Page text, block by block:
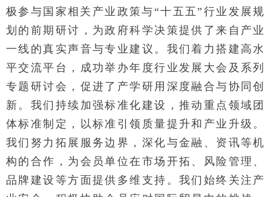
极参与国家相关产业政策与“十五五”行业发展规
划的前期研讨，为政府科学决策提供了来自产业
一线的真实声音与专业建议。我们着力搭建高水
平交流平台，成功举办年度行业发展大会及系列
专题研讨会，促进了产学研用深度融合与协同创
新。我们持续加强标准化建设，推动重点领域团
体标准制定，以标准引领质量提升和产业升级。
我们努力拓展服务边界，深化与金融、资讯等机
构的合作，为会员单位在市场开拓、风险管理、
品牌建设等方面提供多维支持。我们始终关注产